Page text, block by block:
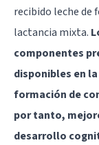
recibido leche de
lactancia mixta.
componentes
disponibles en
formación de
por tanto,
desarrollo